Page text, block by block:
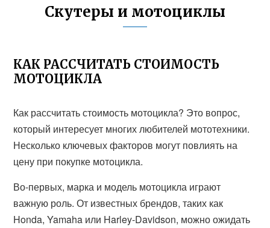
Скутеры и мотоциклы
КАК РАССЧИТАТЬ СТОИМОСТЬ
МОТОЦИКЛА
Как рассчитать стоимость мотоцикла? Это вопрос,
который интересует многих любителей мототехники.
Несколько ключевых факторов могут повлиять на
цену при покупке мотоцикла.
Во-первых, марка и модель мотоцикла играют
важную роль. От известных брендов, таких как
Honda, Yamaha или Harley-Davidson, можно ожидать